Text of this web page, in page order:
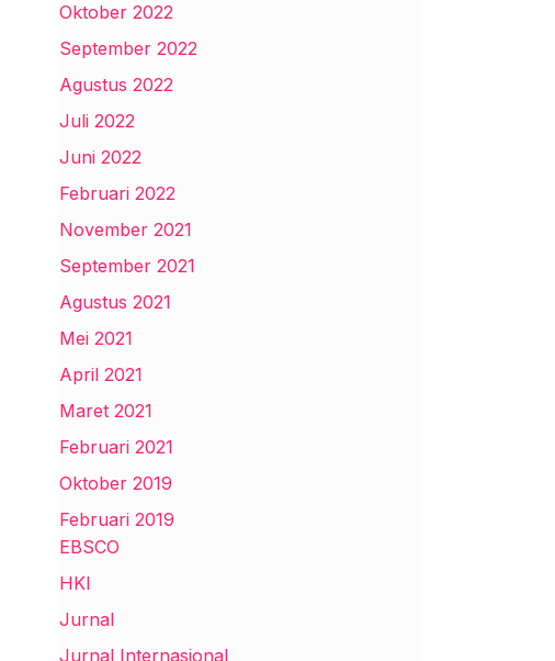
Oktober 2022
September 2022
Agustus 2022
Juli 2022
Juni 2022
Februari 2022
November 2021
September 2021
Agustus 2021
Mei 2021
April 2021
Maret 2021
Februari 2021
Oktober 2019
Februari 2019
EBSCO
HKI
Jurnal
Jurnal Internasional